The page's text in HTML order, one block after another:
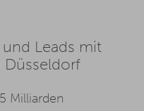
Leads mit
Düsseldorf
Milliarden